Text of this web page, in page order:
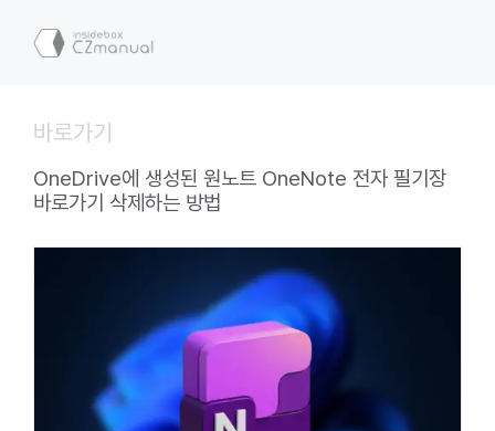
바로가기
OneDrive에 생성된 원노트 OneNote 전자 필기장
바로가기 삭제하는 방법